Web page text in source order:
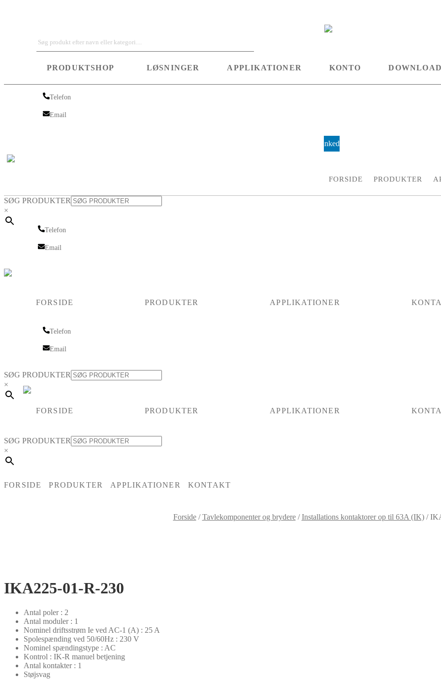
PRODUKTSHOP LØSNINGER APPLIKATIONER KONTO DOWNLOAD
Telefon
Email
Linkedin
FORSIDE PRODUKTER
SØG PRODUKTER
×
Telefon
Email
FORSIDE PRODUKTER APPLIKATIONER
Telefon
Email
SØG PRODUKTER
×
FORSIDE PRODUKTER APPLIKATIONER
SØG PRODUKTER
×
FORSIDE PRODUKTER APPLIKATIONER KONTAKT
Forside/Tavlekomponenter og brydere/Installations kontaktorer op til 63A (IK)/
IKA225-01-R-230
Antal poler : 2
Antal moduler : 1
Nominel driftsstrøm Ie ved AC-1 (A) : 25 A
Spolespænding ved 50/60Hz : 230 V
Nominel spændingstype : AC
Kontrol : IK-R manuel betjening
Antal kontakter : 1
Støjsvag